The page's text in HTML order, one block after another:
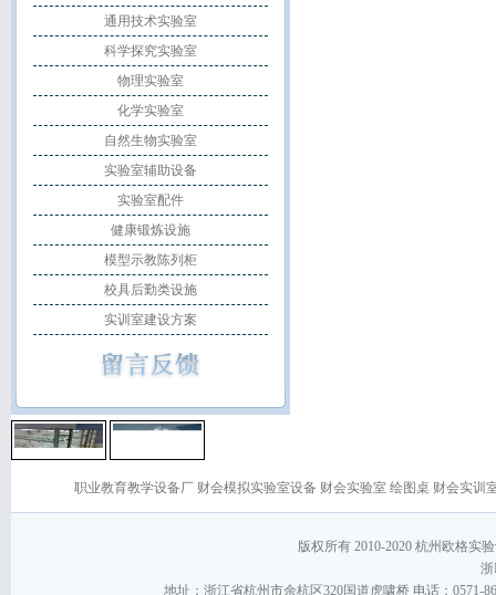
通用技术实验室
科学探究实验室
物理实验室
化学实验室
自然生物实验室
实验室辅助设备
实验室配件
健康锻炼设施
模型示教陈列柜
校具后勤类设施
实训室建设方案
职业教育教学设备厂 财会模拟实验室设备 财会实验室 绘图桌 财会实训
版权所有 2010-2020 杭州欧格实
浙
地址：浙江省杭州市余杭区320国道虎啸桥 电话：0571-